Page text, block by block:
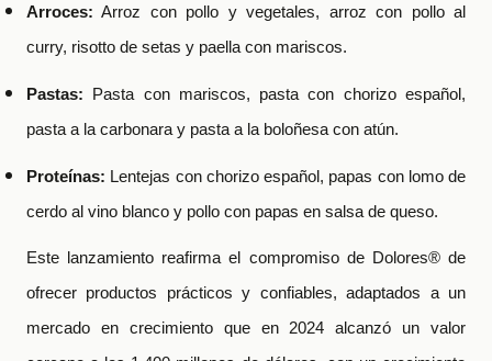
Arroces: Arroz con pollo y vegetales, arroz con pollo al
curry, risotto de setas y paella con mariscos.
Pastas: Pasta con mariscos, pasta con chorizo español,
pasta a la carbonara y pasta a la boloñesa con atún.
Proteínas: Lentejas con chorizo español, papas con lomo de
cerdo al vino blanco y pollo con papas en salsa de queso.
Este lanzamiento reafirma el compromiso de Dolores® de
ofrecer productos prácticos y confiables, adaptados a un
mercado en crecimiento que en 2024 alcanzó un valor